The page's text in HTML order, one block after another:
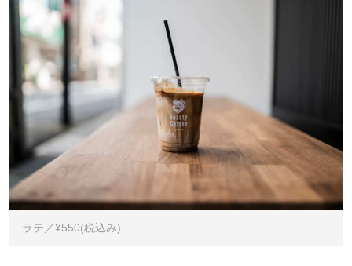
ラテ／¥550(税込み)